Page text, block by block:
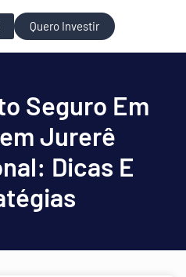
Quero Investir
Seguro Em
Jurerê
Dicas E